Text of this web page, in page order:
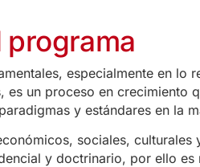
especialmente en lo
es un proceso en crecimiento
y estándares en la
sociales,
y doctrinario, por ello es